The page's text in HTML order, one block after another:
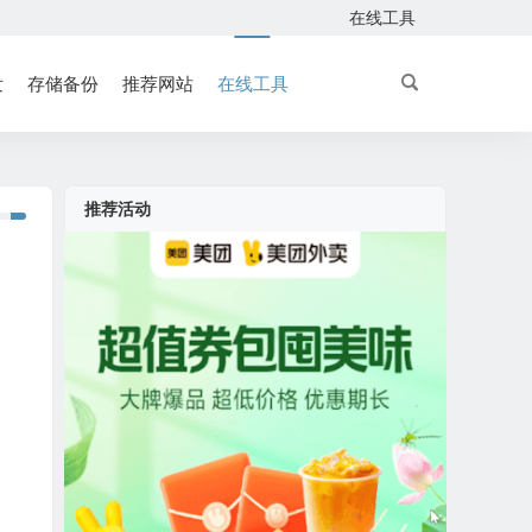
在线工具
存储备份 推荐网站 在线工具
推荐活动